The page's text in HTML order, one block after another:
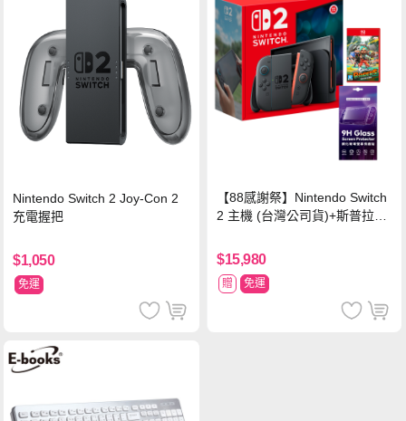
Nintendo Switch 2 Joy-Con 2
充電握把
$1,050
免運
【88感謝祭】Nintendo Switch
2 主機 (台灣公司貨)+斯普拉遁
$15,980
贈 免運